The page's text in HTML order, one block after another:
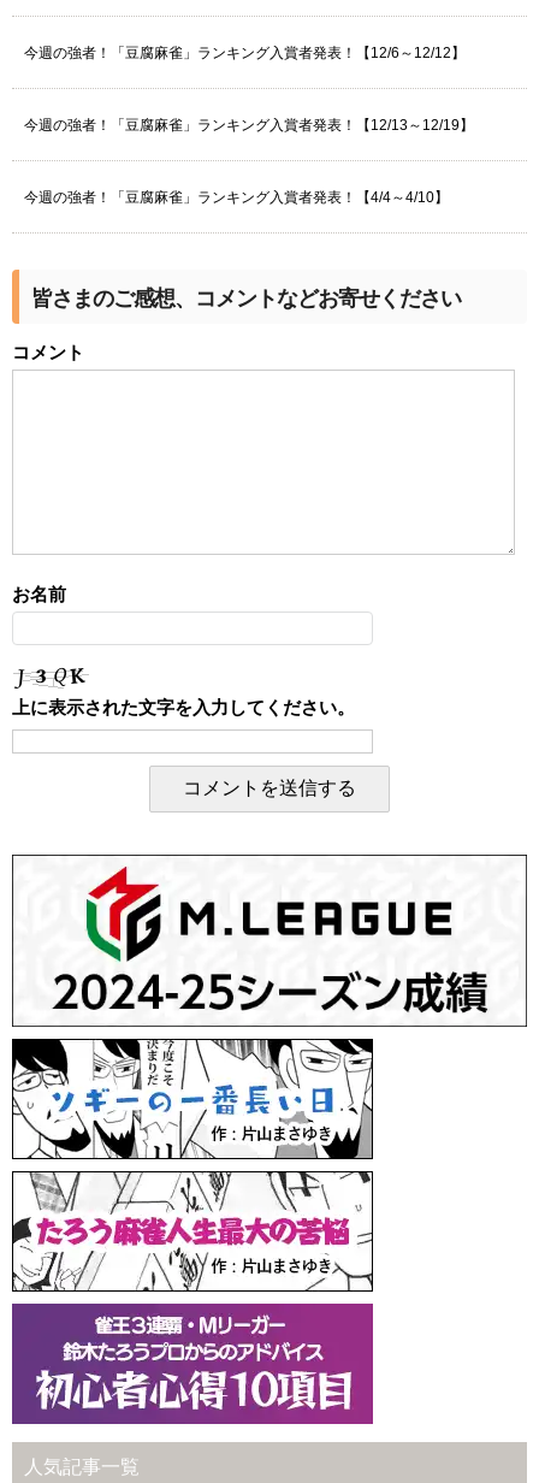
今週の強者！「豆腐麻雀」ランキング入賞者発表！【12/6～12/12】
今週の強者！「豆腐麻雀」ランキング入賞者発表！【12/13～12/19】
今週の強者！「豆腐麻雀」ランキング入賞者発表！【4/4～4/10】
皆さまのご感想、コメントなどお寄せください
コメント
お名前
上に表示された文字を入力してください。
人気記事一覧